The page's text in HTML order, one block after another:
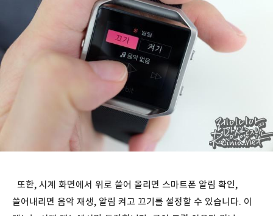
또한, 시계 화면에서 위로 쓸어 올리면 스마트폰 알림 확인,
쓸어내리면 음악 재생, 알림 켜고 끄기를 설정할 수 있습니다. 이